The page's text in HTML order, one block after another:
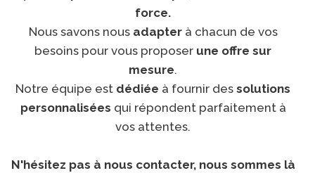
force.
Nous savons nous adapter à chacun de vos
besoins pour vous proposer une offre sur
mesure.
Notre équipe est dédiée à fournir des solutions
personnalisées qui répondent parfaitement à
vos attentes.
N'hésitez pas à nous contacter, nous sommes là